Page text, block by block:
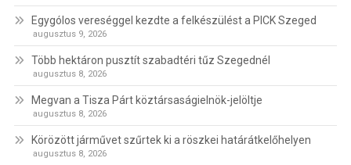
Egygólos vereséggel kezdte a felkészülést a PICK Szeged
augusztus 9, 2026
Több hektáron pusztít szabadtéri tűz Szegednél
augusztus 8, 2026
Megvan a Tisza Párt köztársaságielnök-jelöltje
augusztus 8, 2026
Körözött járművet szűrtek ki a röszkei határátkelőhelyen
augusztus 8, 2026